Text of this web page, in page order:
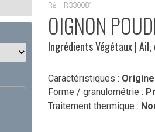
Réf : R330081
OIGNON
Ingrédients Végétaux| Ail,
Caractéristiques :
Forme / granulométrie :
Traitement thermique :